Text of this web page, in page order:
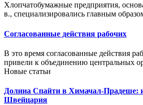
Хлопчатобумажные предприятия,
в., специализировались главным
Согласованные действия рабочих
В это время согласованные действия
привели к объединению центральных
Новые статьи
Долина Спайти в Химачал-Прадеше:
Швейцария